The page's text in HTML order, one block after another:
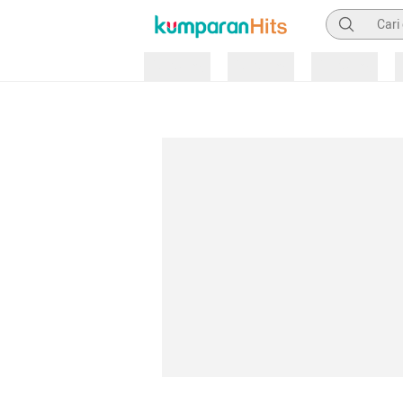
Pencarian